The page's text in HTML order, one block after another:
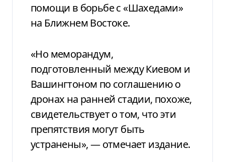
помощи в борьбе с «Шахедами»
на Ближнем Востоке.
«Но меморандум,
подготовленный между Киевом и
Вашингтоном по соглашению о
дронах на ранней стадии, похоже,
свидетельствует о том, что эти
препятствия могут быть
устранены», — отмечает издание.